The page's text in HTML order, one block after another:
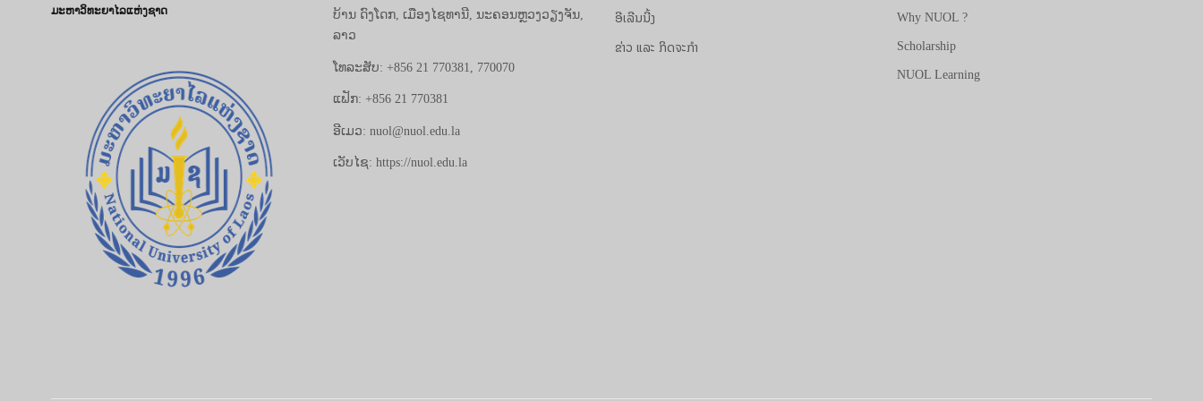
ມະຫາວິທະຍາໄລແຫ່ງຊາດ
ບ້ານ ດົງໂດກ, ເມືອງໄຊທານີ, ນະຄອນຫຼວງວຽງຈັນ,
ລາວ
ໂທລະສັບ: +856 21 770381, 770070
ແຟັກ: +856 21 770381
ອີເມວ: nuol@nuol.edu.la
ເວັບໄຊ: https://nuol.edu.la
ອີເລີນນີ້ງ
ຂ່າວ ແລະ ກິດຈະກຳ
Why NUOL ?
Scholarship
NUOL Learning